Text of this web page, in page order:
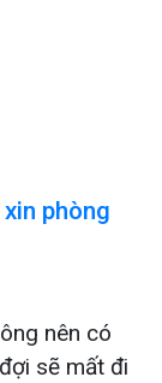
phòng
nên có
sẽ mất đi